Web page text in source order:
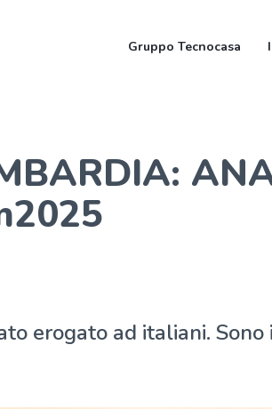
Gruppo Tecnocasa
erogato ad italiani.